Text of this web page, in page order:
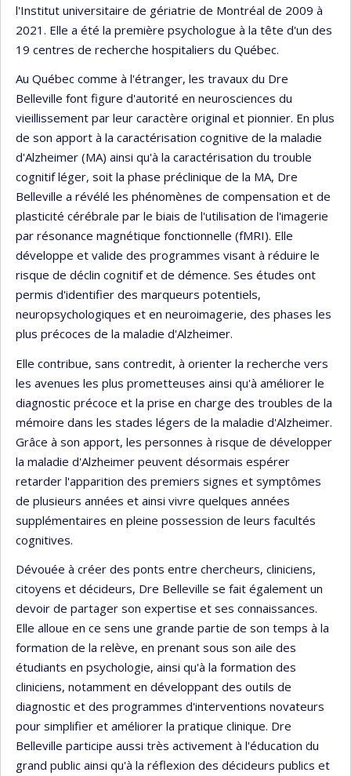
l'Institut universitaire de gériatrie de Montréal de 2009 à
2021. Elle a été la première psychologue à la tête d'un des
19 centres de recherche hospitaliers du Québec.
Au Québec comme à l'étranger, les travaux du Dre
Belleville font figure d'autorité en neurosciences du
vieillissement par leur caractère original et pionnier. En plus
de son apport à la caractérisation cognitive de la maladie
d'Alzheimer (MA) ainsi qu'à la caractérisation du trouble
cognitif léger, soit la phase préclinique de la MA, Dre
Belleville a révélé les phénomènes de compensation et de
plasticité cérébrale par le biais de l'utilisation de l'imagerie
par résonance magnétique fonctionnelle (fMRI). Elle
développe et valide des programmes visant à réduire le
risque de déclin cognitif et de démence. Ses études ont
permis d'identifier des marqueurs potentiels,
neuropsychologiques et en neuroimagerie, des phases les
plus précoces de la maladie d'Alzheimer.
Elle contribue, sans contredit, à orienter la recherche vers
les avenues les plus prometteuses ainsi qu'à améliorer le
diagnostic précoce et la prise en charge des troubles de la
mémoire dans les stades légers de la maladie d'Alzheimer.
Grâce à son apport, les personnes à risque de développer
la maladie d'Alzheimer peuvent désormais espérer
retarder l'apparition des premiers signes et symptômes
de plusieurs années et ainsi vivre quelques années
supplémentaires en pleine possession de leurs facultés
cognitives.
Dévouée à créer des ponts entre chercheurs, cliniciens,
citoyens et décideurs, Dre Belleville se fait également un
devoir de partager son expertise et ses connaissances.
Elle alloue en ce sens une grande partie de son temps à la
formation de la relève, en prenant sous son aile des
étudiants en psychologie, ainsi qu'à la formation des
cliniciens, notamment en développant des outils de
diagnostic et des programmes d'interventions novateurs
pour simplifier et améliorer la pratique clinique. Dre
Belleville participe aussi très activement à l'éducation du
grand public ainsi qu'à la réflexion des décideurs publics et